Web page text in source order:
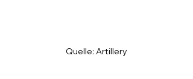
Quelle: Artillery